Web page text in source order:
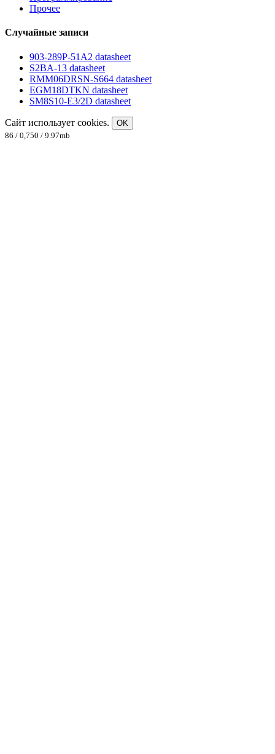
Прочее
Случайные записи
903-289P-51A2 datasheet
S2BA-13 datasheet
RMM06DRSN-S664 datasheet
EGM18DTKN datasheet
SM8S10-E3/2D datasheet
Сайт использует cookies.
OK
86 / 0,750 / 9.97mb